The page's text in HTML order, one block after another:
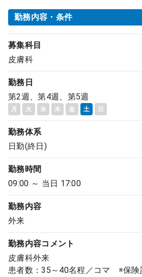
勤務内容・条件
募集科目
皮膚科
勤務日
第2週、第4週、第5週
月 火 水 木 金 土 日
勤務体系
日勤(終日)
勤務時間
09:00 ～ 当日 17:00
勤務内容
外来
勤務内容コメント
皮膚科外来
患者数：35～40名程／コマ ※保険